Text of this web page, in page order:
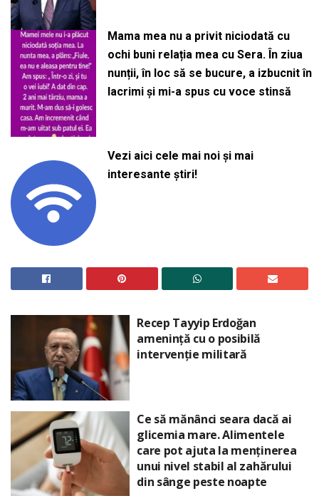
Mama mea nu a privit niciodată cu
ochi buni relația mea cu Sera. În ziua
nunții, în loc să se bucure, a izbucnit în
lacrimi și mi-a spus cu voce stinsă
Vezi aici cele mai noi și mai
interesante știri!
Recep Tayyip Erdoğan
amenință cu o posibilă
intervenție militară
Ce să mănânci seara dacă ai
glicemia mare. Alimentele
care pot ajuta la menținerea
unui nivel stabil al zahărului
din sânge peste noapte